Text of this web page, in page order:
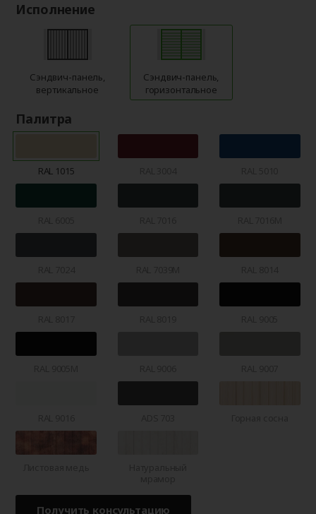
Исполнение
Сэндвич-панель,
вертикальное
Сэндвич-панель,
горизонтальное
Палитра
RAL 1015
Натуральный
Получить консультацию